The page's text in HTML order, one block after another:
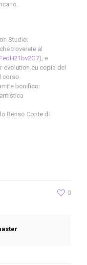
Studio;
troverete al
), e
evolution.eu copia del
corso.
bonifico:
Benso Conte di
0